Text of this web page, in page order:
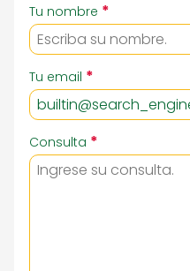
Tu nombre *
Tu email *
Consulta *